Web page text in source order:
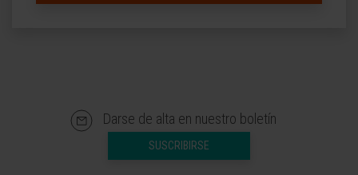
Darse de alta en nuestro boletín
SUSCRIBIRSE